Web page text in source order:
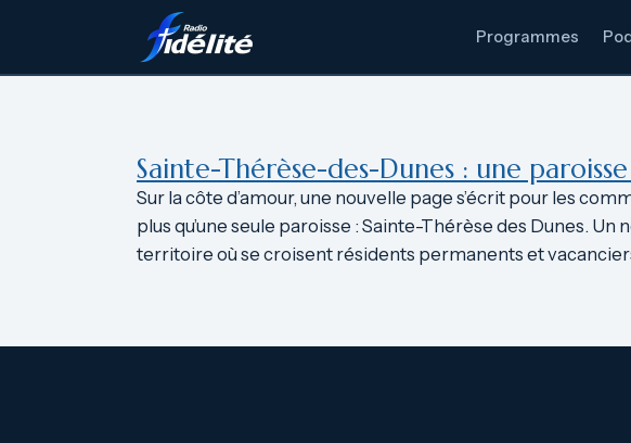
contenu
Programmes
Sainte-Thérèse-des-Dunes : une
Sur la côte d’amour, une nouvelle page s’écrit pour les
plus qu’une seule paroisse : Sainte-Thérèse des Dunes.
territoire où se croisent résidents permanents et